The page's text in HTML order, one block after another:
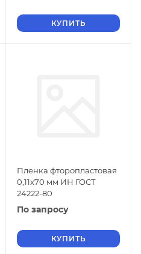
КУПИТЬ
Пленка фторопластовая
0,11х70 мм ИН ГОСТ
24222-80
По запросу
КУПИТЬ